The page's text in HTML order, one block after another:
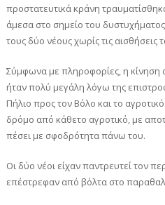
προστατευτικά κράνη
άμεσα στο σημείο του
τους δύο νέους χωρίς τις αισθήσεις
Σύμφωνα με πληροφορίες, η κίνηση
ήταν πολύ μεγάλη λόγω της
Πήλιο προς τον Βόλο και το
δρόμο από κάθετο αγροτικό, με
πέσει με σφοδρότητα πάνω του.
Οι δύο νέοι είχαν παντρευτεί τον
επέστρεφαν από βόλτα στο